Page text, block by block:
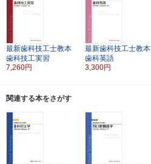
最新歯科技工士教本
歯科技工実習
7,260円
最新歯科技工士教本
歯科英語
3,300円
関連する本をさがす